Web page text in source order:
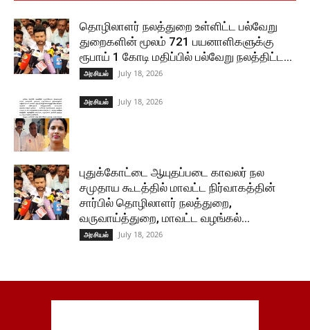
தொழிலாளர் நலத்துறை உள்ளிட்ட பல்வேறு
துறைகளின் மூலம் 721 பயனாளிகளுக்கு
ரூபாய் 1 கோடி மதிப்பில் பல்வேறு நலத்திட்ட...
அரசியல் July 18, 2026
அரசியல் July 18, 2026
புதுக்கோட்டை ஆயுதப்படை காவலர் நல
சமுதாய கூடத்தில் மாவட்ட நிர்வாகத்தின்
சார்பில் தொழிலாளர் நலத்துறை,
வருவாய்த்துறை, மாவட்ட வழங்கல்...
அரசியல் July 18, 2026